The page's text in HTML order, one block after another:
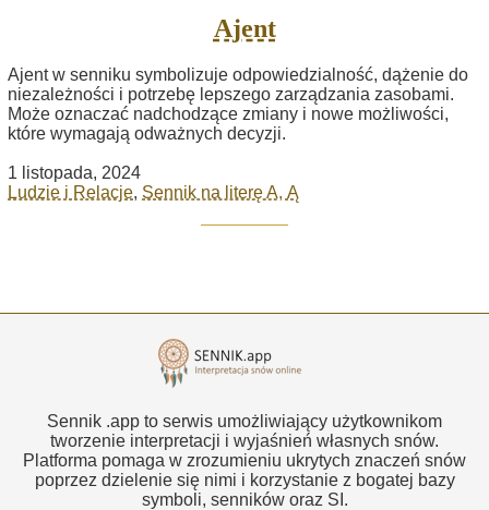
Ajent
Ajent w senniku symbolizuje odpowiedzialność, dążenie do
niezależności i potrzebę lepszego zarządzania zasobami.
Może oznaczać nadchodzące zmiany i nowe możliwości,
które wymagają odważnych decyzji.
1 listopada, 2024
Ludzie i Relacje, Sennik na literę A, Ą
Sennik .app to serwis umożliwiający użytkownikom
tworzenie interpretacji i wyjaśnień własnych snów.
Platforma pomaga w zrozumieniu ukrytych znaczeń snów
poprzez dzielenie się nimi i korzystanie z bogatej bazy
symboli, senników oraz SI.